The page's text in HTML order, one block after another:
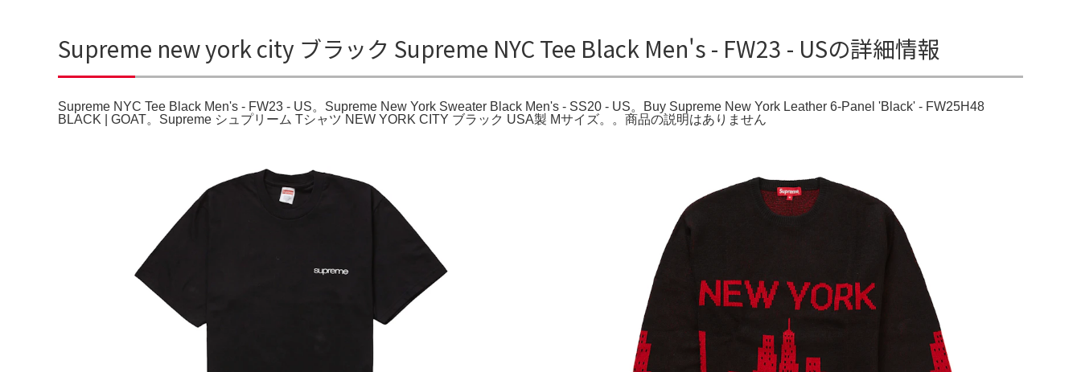
Supreme new york city ブラック Supreme NYC Tee Black Men's - FW23 - USの詳細情報
Supreme NYC Tee Black Men's - FW23 - US。Supreme New York Sweater Black Men's - SS20 - US。Buy Supreme New York Leather 6-Panel 'Black' - FW25H48
BLACK | GOAT。Supreme シュプリーム Tシャツ NEW YORK CITY ブラック USA製 Mサイズ。。商品の説明はありません